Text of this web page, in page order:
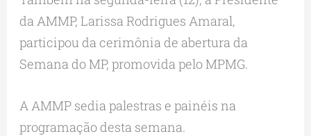
da AMMP, Larissa Rodrigues Amaral,
participou da cerimônia de abertura da
Semana do MP, promovida pelo MPMG.
A AMMP sedia palestras e painéis na
programação desta semana.